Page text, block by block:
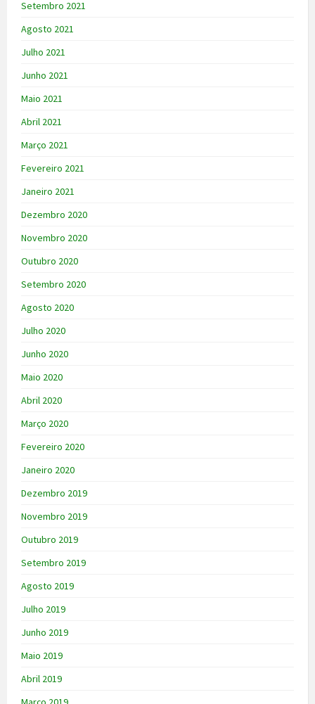
Setembro 2021
Agosto 2021
Julho 2021
Junho 2021
Maio 2021
Abril 2021
Março 2021
Fevereiro 2021
Janeiro 2021
Dezembro 2020
Novembro 2020
Outubro 2020
Setembro 2020
Agosto 2020
Julho 2020
Junho 2020
Maio 2020
Abril 2020
Março 2020
Fevereiro 2020
Janeiro 2020
Dezembro 2019
Novembro 2019
Outubro 2019
Setembro 2019
Agosto 2019
Julho 2019
Junho 2019
Maio 2019
Abril 2019